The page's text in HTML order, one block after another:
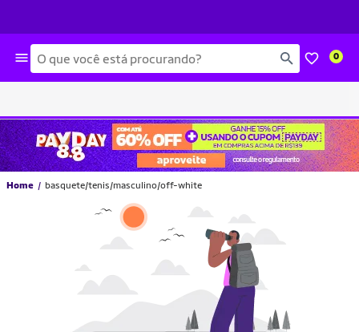
Busca 0
Home basquete/tenis/masculino/off-white